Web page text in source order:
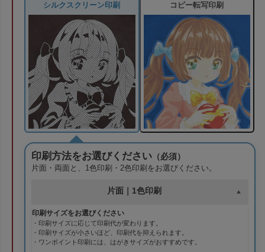
シルクスクリーン印刷 コピー転写印刷
印刷方法をお選びください （必須）
片面・両面と、1色印刷・2色印刷をお選びください。
片面｜1色印刷
印刷サイズをお選びください
・印刷サイズに応じて印刷代が変わります。
・印刷サイズが小さいほど、印刷代を抑えられます。
・ワンポイント印刷には、はがきサイズがおすすめです。